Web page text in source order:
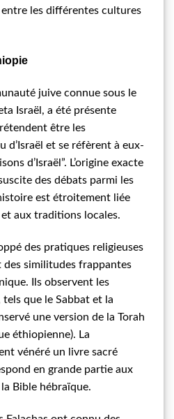
les différentes cultures
juive connue sous le
Israël, a été présente
être les
d’Israël et se réfèrent à eux-
d’Israël”. L’origine exacte
des débats parmi les
est étroitement liée
aux traditions locales.
des pratiques religieuses
similitudes frappantes
Ils observent les
que le Sabbat et la
une version de la Torah
éthiopienne). La
vénéré un livre sacré
en grande partie aux
Bible hébraïque.